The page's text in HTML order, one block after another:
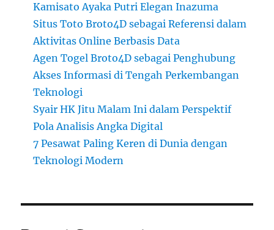
Kamisato Ayaka Putri Elegan Inazuma
Situs Toto Broto4D sebagai Referensi dalam
Aktivitas Online Berbasis Data
Agen Togel Broto4D sebagai Penghubung
Akses Informasi di Tengah Perkembangan
Teknologi
Syair HK Jitu Malam Ini dalam Perspektif
Pola Analisis Angka Digital
7 Pesawat Paling Keren di Dunia dengan
Teknologi Modern